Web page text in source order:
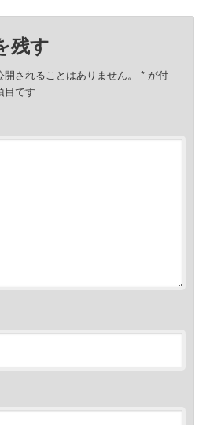
残す
されることはありません。 * が付
目です